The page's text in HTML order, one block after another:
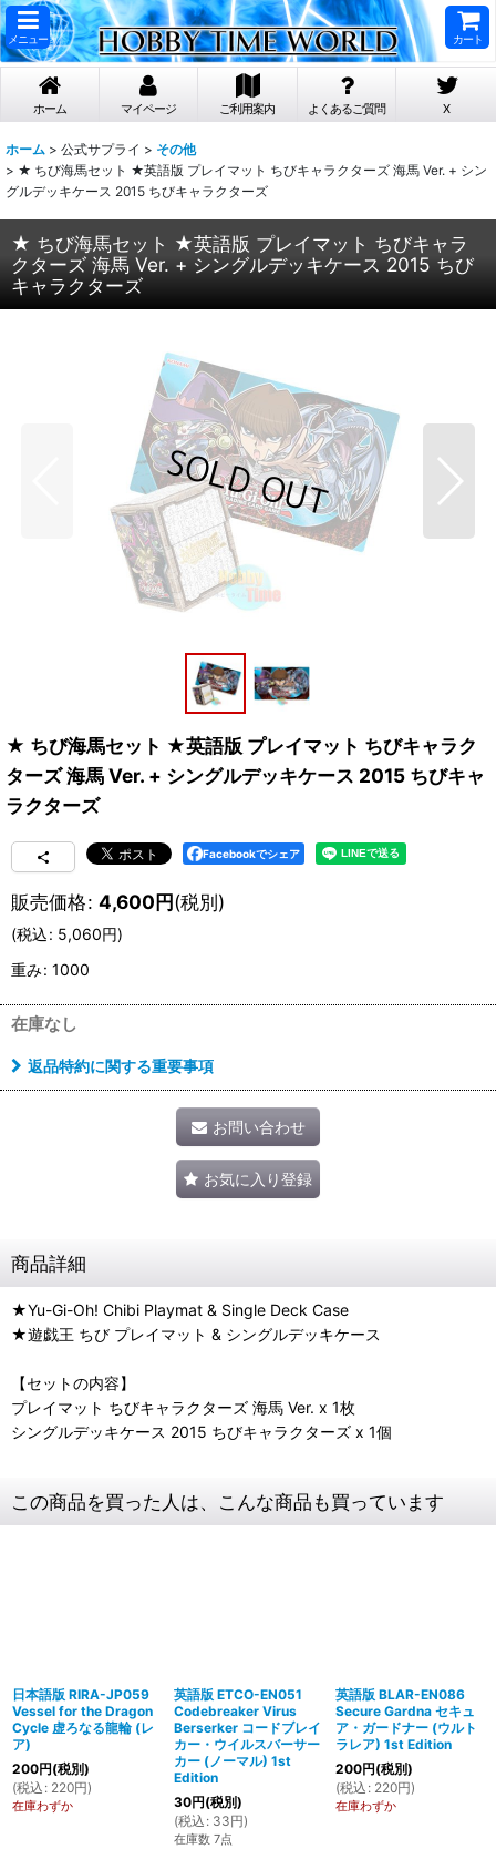
メニュー カート
ホーム マイページ ご利用案内 よくあるご質問 X
ホーム > 公式サプライ > その他
> ★ ちび海馬セット ★英語版 プレイマット ちびキャラクターズ 海馬 Ver. + シン
グルデッキケース 2015 ちびキャラクターズ
★ ちび海馬セット ★英語版 プレイマット ちびキャラ
クターズ 海馬 Ver. + シングルデッキケース 2015 ちび
キャラクターズ
★ ちび海馬セット ★英語版 プレイマット ちびキャラク
ターズ 海馬 Ver. + シングルデッキケース 2015 ちびキャ
ラクターズ
Facebookでシェア
販売価格: 4,600円(税別)
(税込: 5,060円)
重み: 1000
在庫なし
返品特約に関する重要事項
お問い合わせ
お気に入り登録
商品詳細
★Yu-Gi-Oh! Chibi Playmat & Single Deck Case
★遊戯王 ちび プレイマット & シングルデッキケース
【セットの内容】
プレイマット ちびキャラクターズ 海馬 Ver. x 1枚
シングルデッキケース 2015 ちびキャラクターズ x 1個
この商品を買った人は、こんな商品も買っています
日本語版 RIRA-JP059
Vessel for the Dragon
Cycle 虚ろなる龍輪 (レ
ア)
200円(税別)
(税込 : 220円)
在庫わずか
英語版 ETCO-EN051
Codebreaker Virus
Berserker コードブレイ
カー・ウイルスバーサー
カー (ノーマル) 1st
Edition
30円(税別)
(税込 : 33円)
在庫数 7点
英語版 BLAR-EN086
Secure Gardna セキュ
ア・ガードナー (ウルト
ラレア) 1st Edition
200円(税別)
(税込 : 220円)
在庫わずか